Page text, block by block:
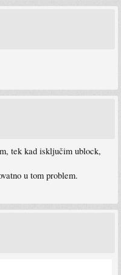
tek kad isključim ublock,
u tom problem.